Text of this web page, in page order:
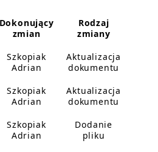
Dokonujący
zmian
Rodzaj
zmiany
Szkopiak
Adrian
Aktualizacja
dokumentu
Szkopiak
Adrian
Aktualizacja
dokumentu
Szkopiak
Adrian
Dodanie
pliku